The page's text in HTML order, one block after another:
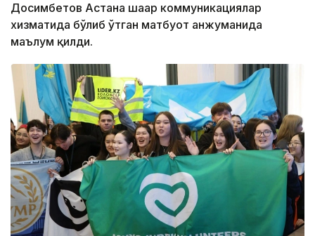
Досимбетов Астана шаҳар коммуникациялар
хизматида бўлиб ўтган матбуот анжуманида
маълум қилди.